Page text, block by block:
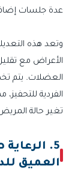
عدة جلسات
وتعد هذه
الأعراض مع
العضلات. يتم
الفردية
تغير حالة
5.
العميق